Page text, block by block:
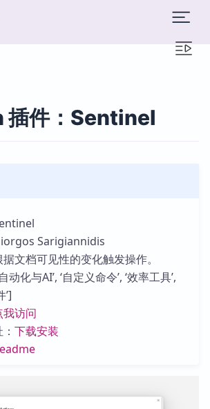
插件：Sentinel
Sarigiannidis
文档可见性的变化触发操作。
动化与AI’, ‘自定义命令’, ‘效率工具’,
我访问
下载安装